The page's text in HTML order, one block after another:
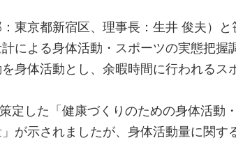
東京都新宿区、理事長：生井 俊夫）
による身体活動・スポーツの実態把
身体活動とし、余暇時間に行われるス
定した「健康づくりのための身体活
が示されましたが、身体活動量に関